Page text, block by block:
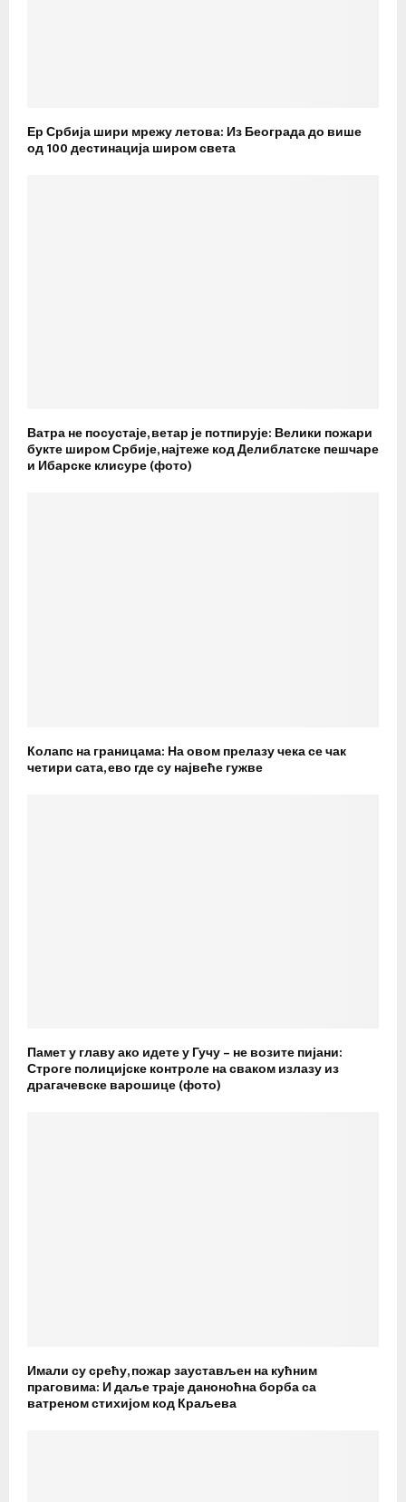
Ер Србија шири мрежу летова: Из Београда до више
од 100 дестинација широм света
Ватра не посустаје, ветар је потпирује: Велики пожари
букте широм Србије, најтеже код Делиблатске пешчаре
и Ибарске клисуре (фото)
Колапс на границама: На овом прелазу чека се чак
четири сата, ево где су највеће гужве
Памет у главу ако идете у Гучу – не возите пијани:
Строге полицијске контроле на сваком излазу из
драгачевске варошице (фото)
Имали су срећу, пожар заустављен на кућним
праговима: И даље траје даноноћна борба са
ватреном стихијом код Краљева